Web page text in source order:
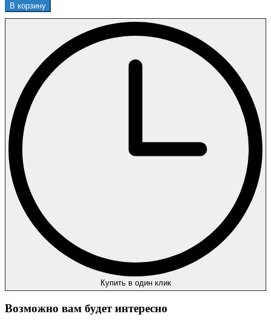
В корзину
Купить в один клик
Возможно вам будет интересно